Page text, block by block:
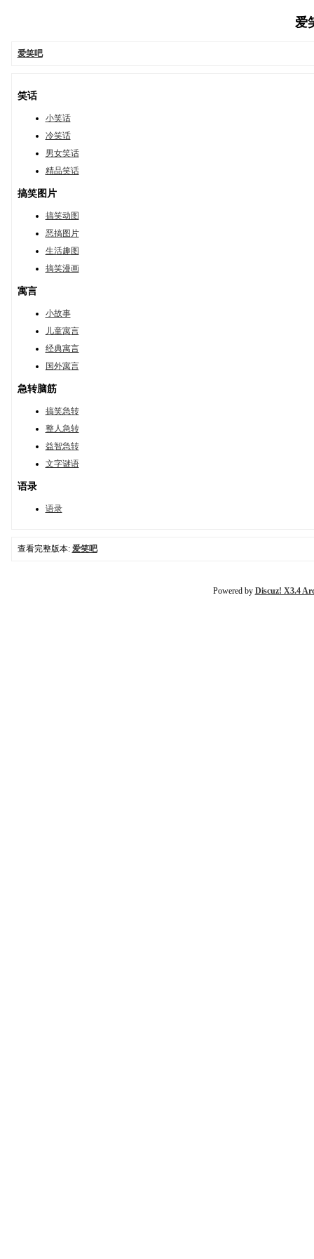
爱
爱笑吧
笑话
小笑话
冷笑话
男女笑话
精品笑话
搞笑图片
搞笑动图
恶搞图片
生活趣图
搞笑漫画
寓言
小故事
儿童寓言
经典寓言
国外寓言
急转脑筋
搞笑急转
整人急转
益智急转
文字谜语
语录
语录
查看完整版本: 爱笑吧
Powered by Discuz! X3.4